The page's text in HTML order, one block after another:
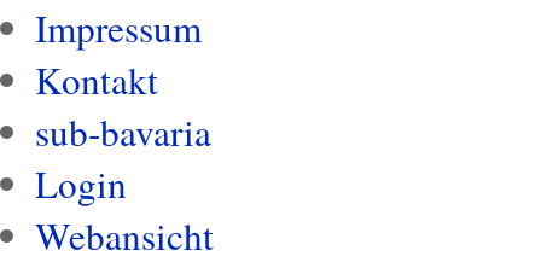
Impressum
Kontakt
sub-bavaria
Login
Webansicht